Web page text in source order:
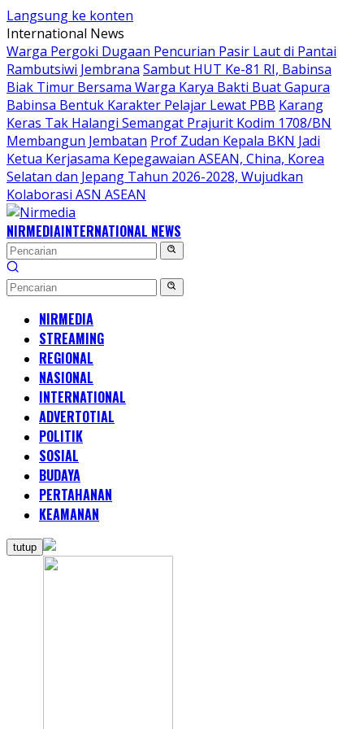
Langsung ke konten
International News
Warga Pergoki Dugaan Pencurian Pasir Laut di Pantai
Rambutsiwi Jembrana Sambut HUT Ke-81 RI, Babinsa
Biak Timur Bersama Warga Karya Bakti Buat Gapura
Babinsa Bentuk Karakter Pelajar Lewat PBB Karang
Keras Tak Halangi Semangat Prajurit Kodim 1708/BN
Membangun Jembatan Prof Zudan Kepala BKN Jadi
Ketua Kerjasama Kepegawaian ASEAN, China, Korea
Selatan dan Jepang Tahun 2026-2028, Wujudkan
Kolaborasi ASN ASEAN
NIRMEDIAINTERNATIONAL NEWS
NIRMEDIA
STREAMING
REGIONAL
NASIONAL
INTERNATIONAL
ADVERTOTIAL
POLITIK
SOSIAL
BUDAYA
PERTAHANAN
KEAMANAN
tutup